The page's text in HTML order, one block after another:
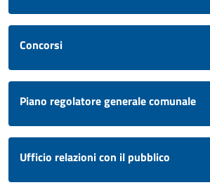
Concorsi
Piano regolatore generale comunale
Ufficio relazioni con il pubblico